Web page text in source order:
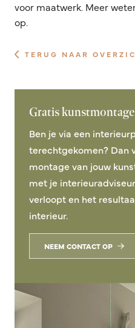
voor maatwerk. Meer
op.
TERUG NAAR
Gratis
Ben je via een
terechtgekomen? Dan
montage van jouw
met je
verloopt en het
interieur.
NEEM CONTACT OP